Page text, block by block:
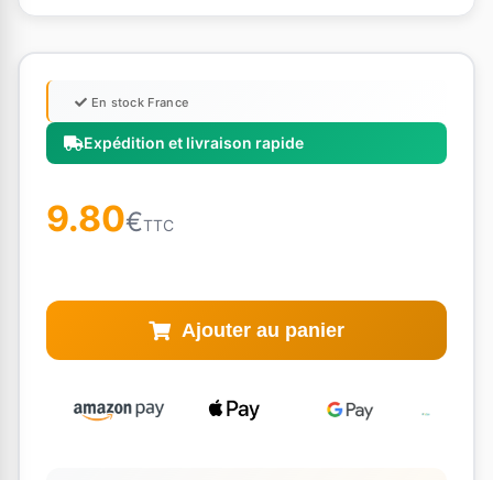
Expédition et livraison rapide
En stock France
9.80€TTC
Ajouter au panier